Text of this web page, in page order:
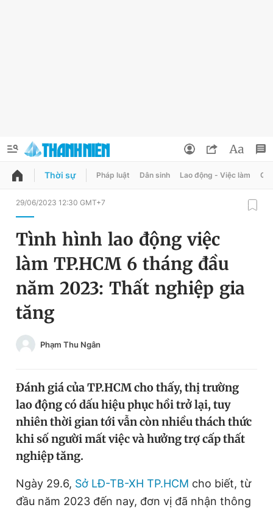
QUẢNG CÁO
Chuyên mục
Chuyên mục khác
Chào ngày mới
Tin thị trường
Video Magazine
Sản phẩm khác
Tiện ích
Thông tin tòa soạn Liên hệ quảng cáo
Đổi mật khẩu
Tin đã lưu
Thời sự Pháp luật Dân sinh Lao động - Việc làm
29/06/2023 12:30 GMT+7
Tình hình lao động việc
làm TP.HCM 6 tháng đầu
năm 2023: Thất nghiệp gia
tăng
Phạm Thu Ngân
Đánh giá của TP.HCM cho thấy, thị trường
lao động có dấu hiệu phục hồi trở lại, tuy
nhiên thời gian tới vẫn còn nhiều thách thức
khi số người mất việc và hưởng trợ cấp thất
nghiệp tăng.
Ngày 29.6, Sở LĐ-TB-XH TP.HCM cho biết, từ
đầu năm 2023 đến nay, đơn vị đã nhận thông